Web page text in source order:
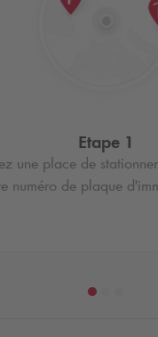
Etape 1
une place de
numéro de plaque